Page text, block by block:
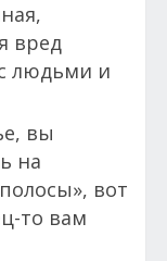
вред
людьми и
вы
на
вот
то вам